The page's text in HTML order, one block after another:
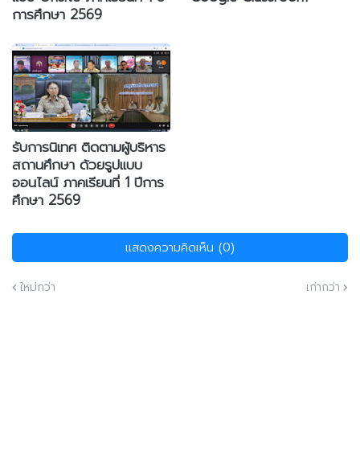
การศึกษา 2569
รับการนิเทศ ติดตามผู้บริหาร
สถานศึกษา ด้วยรูปแบบ
ออนไลน์ ภาคเรียนที่ 1 ปีการ
ศึกษา 2569
แสดงความคิดเห็น (0)
ใหม่กว่า เก่ากว่า